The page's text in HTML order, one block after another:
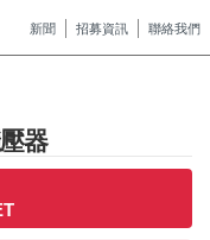
新聞 招募資訊 聯絡我們
器